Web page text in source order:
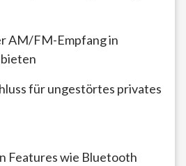
AM/FM-Empfang in
für ungestörtes privates
Features wie Bluetooth